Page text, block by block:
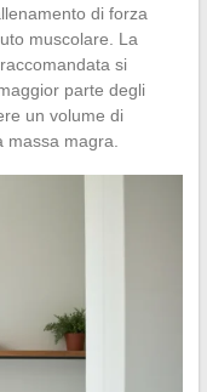
di forza
muscolare. La
si
parte degli
un volume di
massa magra.